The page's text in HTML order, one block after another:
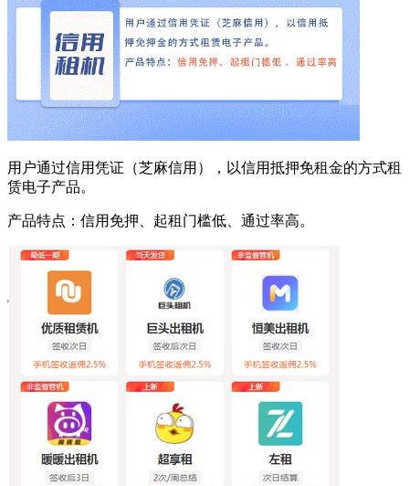
用户通过信用凭证（芝麻信用），以信用抵押免租金的方式租
赁电子产品。
产品特点：信用免押、起租门槛低、通过率高。